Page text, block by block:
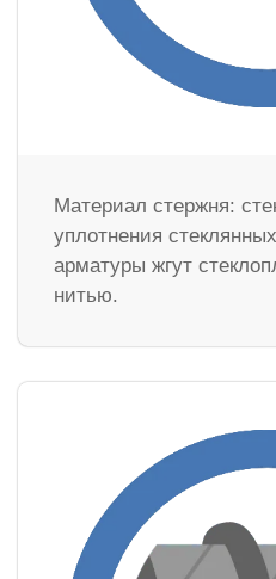
Материал стержня:
уплотнения
арматуры жгут
нитью.